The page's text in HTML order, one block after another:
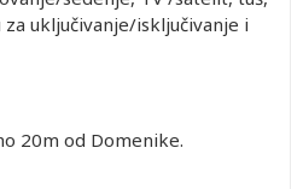
uključivanje/isključivanje i
20m od Domenike.